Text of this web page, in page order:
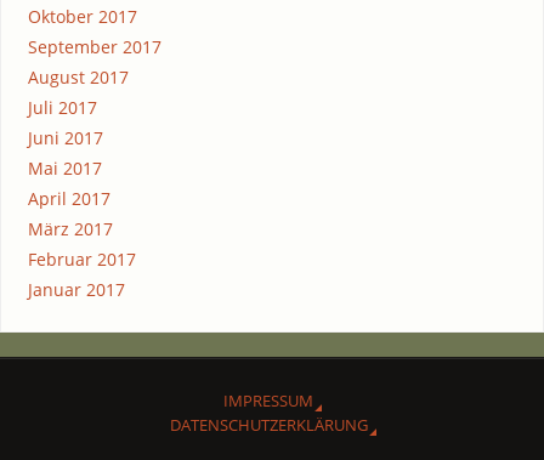
Oktober 2017
September 2017
August 2017
Juli 2017
Juni 2017
Mai 2017
April 2017
März 2017
Februar 2017
Januar 2017
IMPRES­SUM
DATEN­SCHUTZ­ER­KLÄ­RUNG